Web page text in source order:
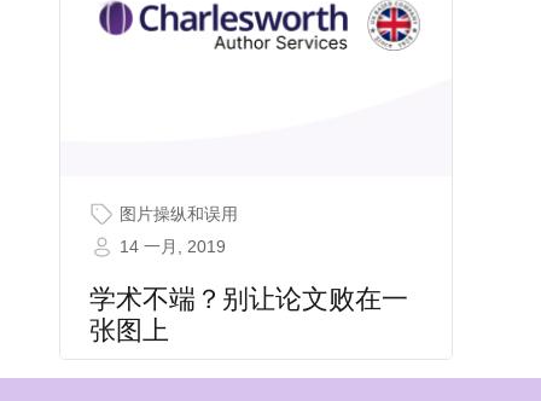
图片操纵和误用
14 一月, 2019
学术不端？别让论文败在一
张图上